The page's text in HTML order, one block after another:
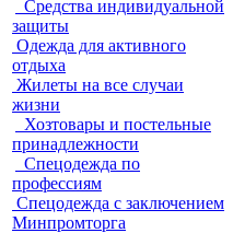
Средства индивидуальной
защиты
Одежда для активного
отдыха
Жилеты на все случаи
жизни
Хозтовары и постельные
принадлежности
Спецодежда по
профессиям
Спецодежда с заключением
Минпромторга